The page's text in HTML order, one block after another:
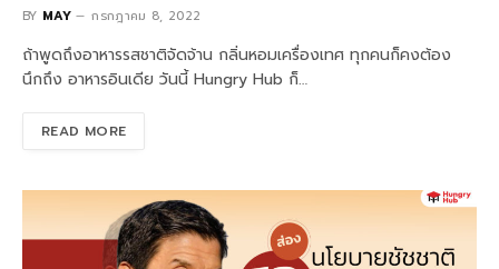
BY MAY กรกฎาคม 8, 2022
ถ้าพูดถึงอาหารรสชาติจัดจ้าน กลิ่นหอมเครื่องเทศ ทุกคนก็คงต้อง
นึกถึง อาหารอินเดีย วันนี้ Hungry Hub ก็…
READ MORE